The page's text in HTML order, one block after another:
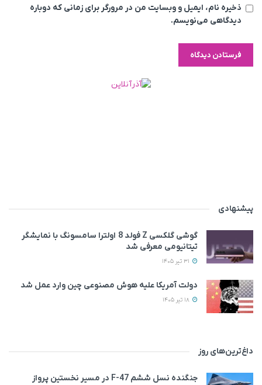
ذخیره نام، ایمیل و وبسایت من در مرورگر برای زمانی که دوباره
دیدگاهی می‌نویسم.
پیشنهادی
گوشی گلکسی Z فولد 8 اولترا سامسونگ با نمایشگر
تیتانیومی معرفی شد
دولت آمریکا علیه هوش مصنوعی چین وارد عمل شد
داغ‌ترین‌های روز
جنگنده نسل ششم F-47 در مسیر نخستین پرواز